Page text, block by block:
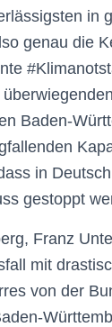
in
genau die
Baden-
in
gestoppt
Franz
mit
von der